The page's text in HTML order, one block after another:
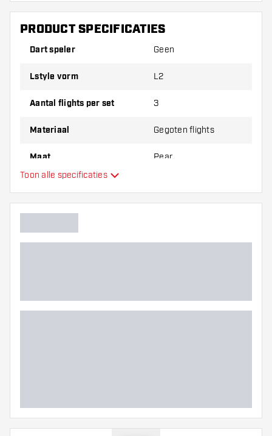
de hand hebt. Deze kunnen slijten of kapot gaan
door gebruik.
dikte van de flights om erachter te komen
PRODUCT SPECIFICATIES
Dart speler Geen
Lstyle vorm L2
Aantal flights per set 3
Materiaal Gegoten flights
Maat Pear
Flexibiliteit
Toon alle specificaties